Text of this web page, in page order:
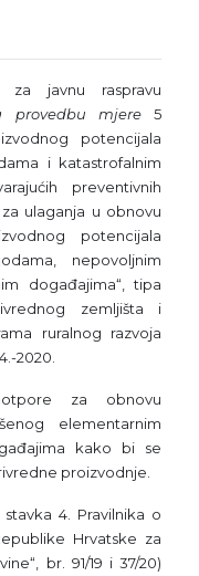
, za javnu raspravu
provedbu mjere 5
potencijala
i katastrofalnim
preventivnih
ulaganja u obnovu
potencijala
nepovoljnim
događajima“, tipa
zemljišta i
ruralnog razvoja
2020.
za obnovu
elementarnim
kako bi se
proizvodnje.
4. Pravilnika o
Hrvatske za
br. 91/19 i 37/20)